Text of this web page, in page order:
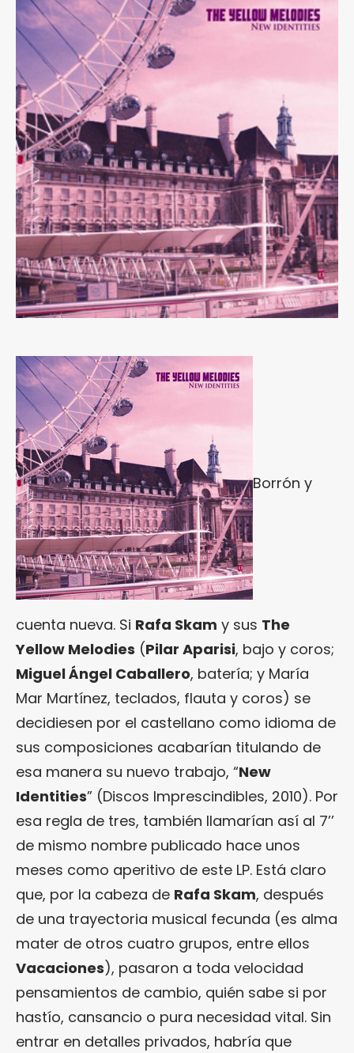
Borrón y
cuenta nueva. Si Rafa Skam y sus The
Yellow Melodies (Pilar Aparisi, bajo y coros;
Miguel Ángel Caballero, batería; y María
Mar Martínez, teclados, flauta y coros) se
decidiesen por el castellano como idioma de
sus composiciones acabarían titulando de
esa manera su nuevo trabajo, “New
Identities” (Discos Imprescindibles, 2010). Por
esa regla de tres, también llamarían así al 7’’
de mismo nombre publicado hace unos
meses como aperitivo de este LP. Está claro
que, por la cabeza de Rafa Skam, después
de una trayectoria musical fecunda (es alma
mater de otros cuatro grupos, entre ellos
Vacaciones), pasaron a toda velocidad
pensamientos de cambio, quién sabe si por
hastío, cansancio o pura necesidad vital. Sin
entrar en detalles privados, habría que